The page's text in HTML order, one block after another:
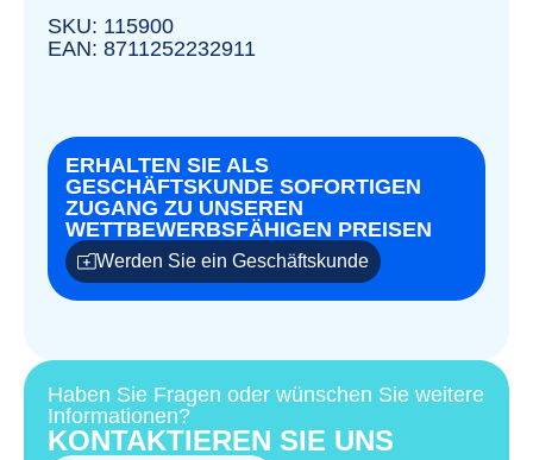
SKU: 115900
EAN: 8711252232911
ERHALTEN SIE ALS
GESCHÄFTSKUNDE SOFORTIGEN
ZUGANG ZU UNSEREN
WETTBEWERBSFÄHIGEN PREISEN
Werden Sie ein Geschäftskunde
Haben Sie Fragen oder wünschen Sie weitere
Informationen?
KONTAKTIEREN SIE UNS